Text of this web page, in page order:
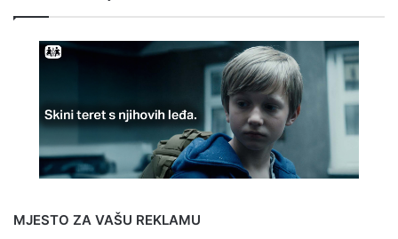
MJESTO ZA VAŠU REKLAMU